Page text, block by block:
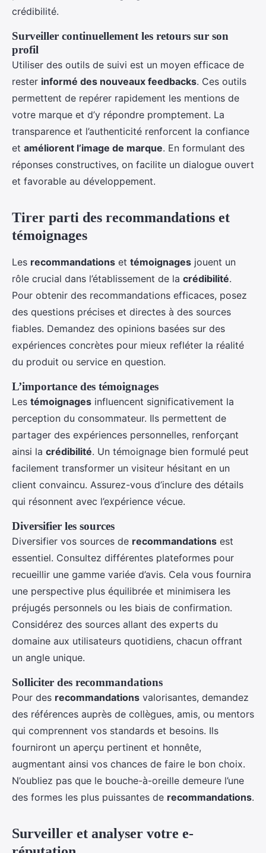
crédibilité.
Surveiller continuellement les retours sur son
profil
Utiliser des outils de suivi est un moyen efficace de
rester informé des nouveaux feedbacks. Ces outils
permettent de repérer rapidement les mentions de
votre marque et d’y répondre promptement. La
transparence et l’authenticité renforcent la confiance
et améliorent l’image de marque. En formulant des
réponses constructives, on facilite un dialogue ouvert
et favorable au développement.
Tirer parti des recommandations et
témoignages
Les recommandations et témoignages jouent un
rôle crucial dans l’établissement de la crédibilité.
Pour obtenir des recommandations efficaces, posez
des questions précises et directes à des sources
fiables. Demandez des opinions basées sur des
expériences concrètes pour mieux refléter la réalité
du produit ou service en question.
L’importance des témoignages
Les témoignages influencent significativement la
perception du consommateur. Ils permettent de
partager des expériences personnelles, renforçant
ainsi la crédibilité. Un témoignage bien formulé peut
facilement transformer un visiteur hésitant en un
client convaincu. Assurez-vous d’inclure des détails
qui résonnent avec l’expérience vécue.
Diversifier les sources
Diversifier vos sources de recommandations est
essentiel. Consultez différentes plateformes pour
recueillir une gamme variée d’avis. Cela vous fournira
une perspective plus équilibrée et minimisera les
préjugés personnels ou les biais de confirmation.
Considérez des sources allant des experts du
domaine aux utilisateurs quotidiens, chacun offrant
un angle unique.
Solliciter des recommandations
Pour des recommandations valorisantes, demandez
des références auprès de collègues, amis, ou mentors
qui comprennent vos standards et besoins. Ils
fourniront un aperçu pertinent et honnête,
augmentant ainsi vos chances de faire le bon choix.
N’oubliez pas que le bouche-à-oreille demeure l’une
des formes les plus puissantes de recommandations.
Surveiller et analyser votre e-